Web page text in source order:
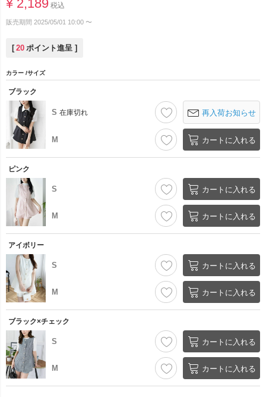
¥ 2,189 税込
販売期間 2025/05/01 10:00 〜
[ 20 ポイント進呈 ]
カラー サイズ
ブラック
S 在庫切れ 再入荷お知らせ
M カートに入れる
ピンク
S カートに入れる
M カートに入れる
アイボリー
S カートに入れる
M カートに入れる
ブラック×チェック
S カートに入れる
M カートに入れる